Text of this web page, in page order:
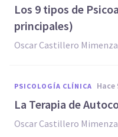
Los 9 t​ipos de
principales)
Oscar Castillero Mimenza
PSICOLOGÍA CLÍNICA
La Terapia de
Oscar Castillero Mimenza